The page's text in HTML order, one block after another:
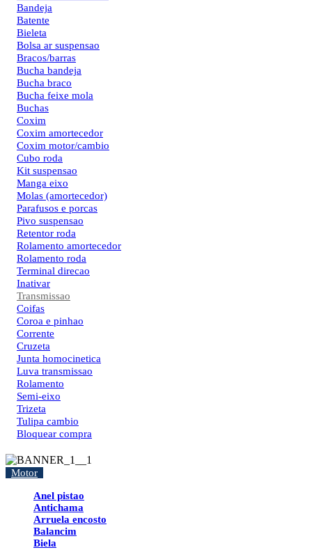
Bandeja
Batente
Bieleta
Bolsa ar suspensao
Bracos/barras
Bucha bandeja
Bucha braco
Bucha feixe mola
Buchas
Coxim
Coxim amortecedor
Coxim motor/cambio
Cubo roda
Kit suspensao
Manga eixo
Molas (amortecedor)
Parafusos e porcas
Pivo suspensao
Retentor roda
Rolamento amortecedor
Rolamento roda
Terminal direcao
Inativar
Transmissao
Coifas
Coroa e pinhao
Corrente
Cruzeta
Junta homocinetica
Luva transmissao
Rolamento
Semi-eixo
Trizeta
Tulipa cambio
Bloquear compra
Motor
Anel pistao
Antichama
Arruela encosto
Balancim
Biela